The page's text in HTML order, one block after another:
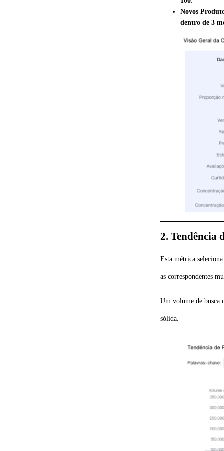
Novos
dentro de 3
2. Tendência
Esta métrica
as correspondentes
Um volume de busca
sólida.